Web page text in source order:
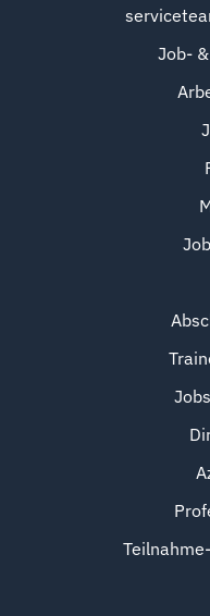
Job-